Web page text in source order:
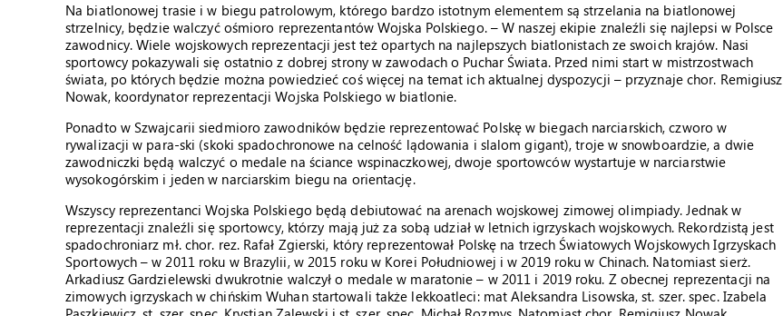
Na biatlonowej trasie i w biegu patrolowym, którego bardzo istotnym elementem są strzelania na biatlonowej
strzelnicy, będzie walczyć ośmioro reprezentantów Wojska Polskiego. – W naszej ekipie znaleźli się najlepsi w Polsce
zawodnicy. Wiele wojskowych reprezentacji jest też opartych na najlepszych biatlonistach ze swoich krajów. Nasi
sportowcy pokazywali się ostatnio z dobrej strony w zawodach o Puchar Świata. Przed nimi start w mistrzostwach
świata, po których będzie można powiedzieć coś więcej na temat ich aktualnej dyspozycji – przyznaje chor. Remigiusz
Nowak, koordynator reprezentacji Wojska Polskiego w biatlonie.
Ponadto w Szwajcarii siedmioro zawodników będzie reprezentować Polskę w biegach narciarskich, czworo w
rywalizacji w para-ski (skoki spadochronowe na celność lądowania i slalom gigant), troje w snowboardzie, a dwie
zawodniczki będą walczyć o medale na ściance wspinaczkowej, dwoje sportowców wystartuje w narciarstwie
wysokogórskim i jeden w narciarskim biegu na orientację.
Wszyscy reprezentanci Wojska Polskiego będą debiutować na arenach wojskowej zimowej olimpiady. Jednak w
reprezentacji znaleźli się sportowcy, którzy mają już za sobą udział w letnich igrzyskach wojskowych. Rekordzistą jest
spadochroniarz mł. chor. rez. Rafał Zgierski, który reprezentował Polskę na trzech Światowych Wojskowych Igrzyskach
Sportowych – w 2011 roku w Brazylii, w 2015 roku w Korei Południowej i w 2019 roku w Chinach. Natomiast sierż.
Arkadiusz Gardzielewski dwukrotnie walczył o medale w maratonie – w 2011 i 2019 roku. Z obecnej reprezentacji na
zimowych igrzyskach w chińskim Wuhan startowali także lekkoatleci: mat Aleksandra Lisowska, st. szer. spec. Izabela